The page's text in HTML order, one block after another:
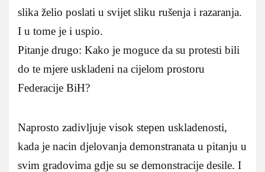
slika želio poslati u svijet sliku rušenja i razaranja.
I u tome je i uspio.
Pitanje drugo: Kako je moguce da su protesti bili
do te mjere uskladeni na cijelom prostoru
Federacije BiH?
Naprosto zadivljuje visok stepen uskladenosti,
kada je nacin djelovanja demonstranata u pitanju u
svim gradovima gdje su se demonstracije desile. I